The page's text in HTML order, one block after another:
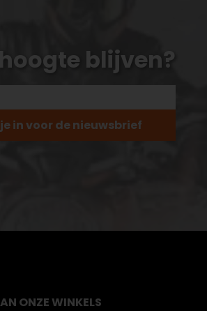
blijven?
in voor de nieuwsbrief
ONZE WINKELS